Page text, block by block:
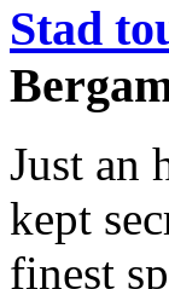
Just an
kept
finest